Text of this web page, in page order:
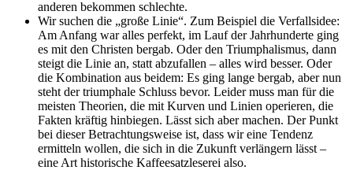
anderen bekommen schlechte.
Wir suchen die „große Linie“. Zum Beispiel die Verfallsidee:
Am Anfang war alles perfekt, im Lauf der Jahrhunderte ging
es mit den Christen bergab. Oder den Triumphalismus, dann
steigt die Linie an, statt abzufallen – alles wird besser. Oder
die Kombination aus beidem: Es ging lange bergab, aber nun
steht der triumphale Schluss bevor. Leider muss man für die
meisten Theorien, die mit Kurven und Linien operieren, die
Fakten kräftig hinbiegen. Lässt sich aber machen. Der Punkt
bei dieser Betrachtungsweise ist, dass wir eine Tendenz
ermitteln wollen, die sich in die Zukunft verlängern lässt –
eine Art historische Kaffeesatzleserei also.